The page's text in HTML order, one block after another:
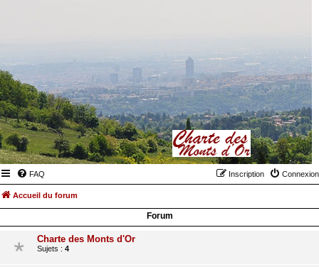
FAQ Connexion
Inscription
Accueil du forum
Forum
Charte des Monts d'Or
Sujets : 4